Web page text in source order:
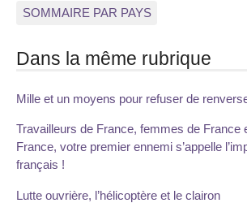
SOMMAIRE PAR PAYS
Dans la même rubrique
Mille et un moyens pour refuser de
Travailleurs de France, femmes de France
France, votre premier ennemi s’appelle
français !
Lutte ouvrière, l’hélicoptère et le clairon